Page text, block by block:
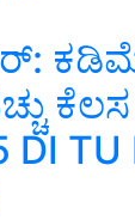
ಕೆಲಸ
TU